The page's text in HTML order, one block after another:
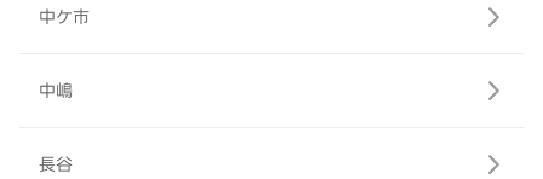
中ケ市
中嶋
長谷